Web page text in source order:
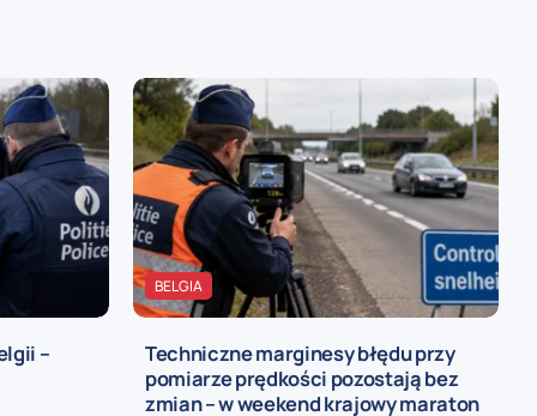
–
BELGIA
Techniczne marginesy błędu przy
pomiarze prędkości pozostają bez
zmian – w weekend krajowy maraton